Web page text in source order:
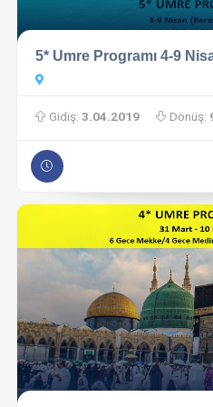
5* Umre Programı 4-9
Gidiş: 3.04.2019 Dönüş: